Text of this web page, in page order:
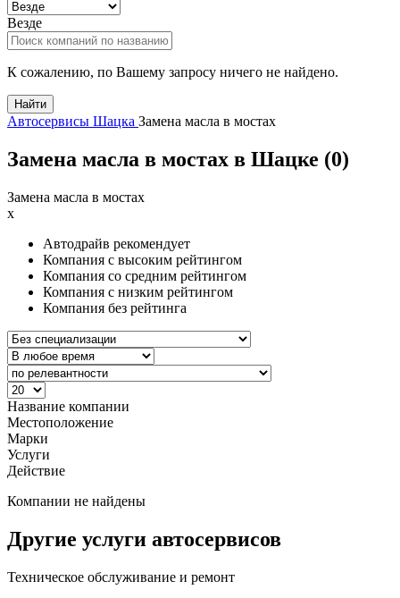
Везде
К сожалению, по Вашему запросу ничего не найдено.
Найти
Автосервисы Шацка Замена масла в мостах
Замена масла в мостах в Шацке (0)
Замена масла в мостах
x
Автодрайв рекомендует
Компания с высоким рейтингом
Компания со средним рейтингом
Компания с низким рейтингом
Компания без рейтинга
Название компании
Местоположение
Марки
Услуги
Действие
Компании не найдены
Другие услуги автосервисов
Техническое обслуживание и ремонт